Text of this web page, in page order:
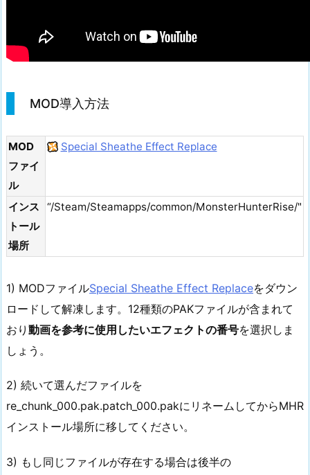
MOD導入方法
MOD
ファイ
ル
Special Sheathe Effect Replace
インス
トール
場所
“/Steam/Steamapps/common/MonsterHunterRise/"
1) MODファイルSpecial Sheathe Effect Replaceをダウン
ロードして解凍します。12種類のPAKファイルが含まれて
おり 動画を参考に使用したいエフェクトの番号を選択しま
しょう。
2) 続いて選んだファイルを
re_chunk_000.pak.patch_000.pakにリネームしてからMHR
インストール場所に移してください。
3) もし同じファイルが存在する場合は後半の